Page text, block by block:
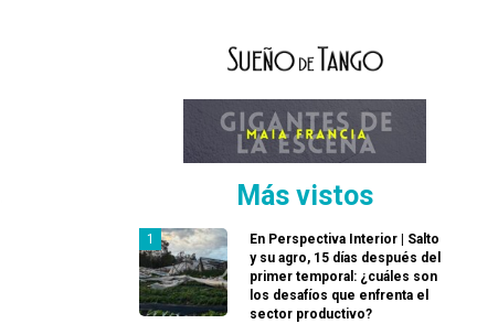
Más vistos
En Perspectiva Interior | Salto
y su agro, 15 días después del
primer temporal: ¿cuáles son
los desafíos que enfrenta el
sector productivo?